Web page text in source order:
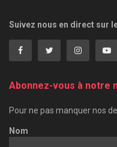
Suivez nous en direct sur
Abonnez-vous à notre
Pour ne pas manquer nos
Nom